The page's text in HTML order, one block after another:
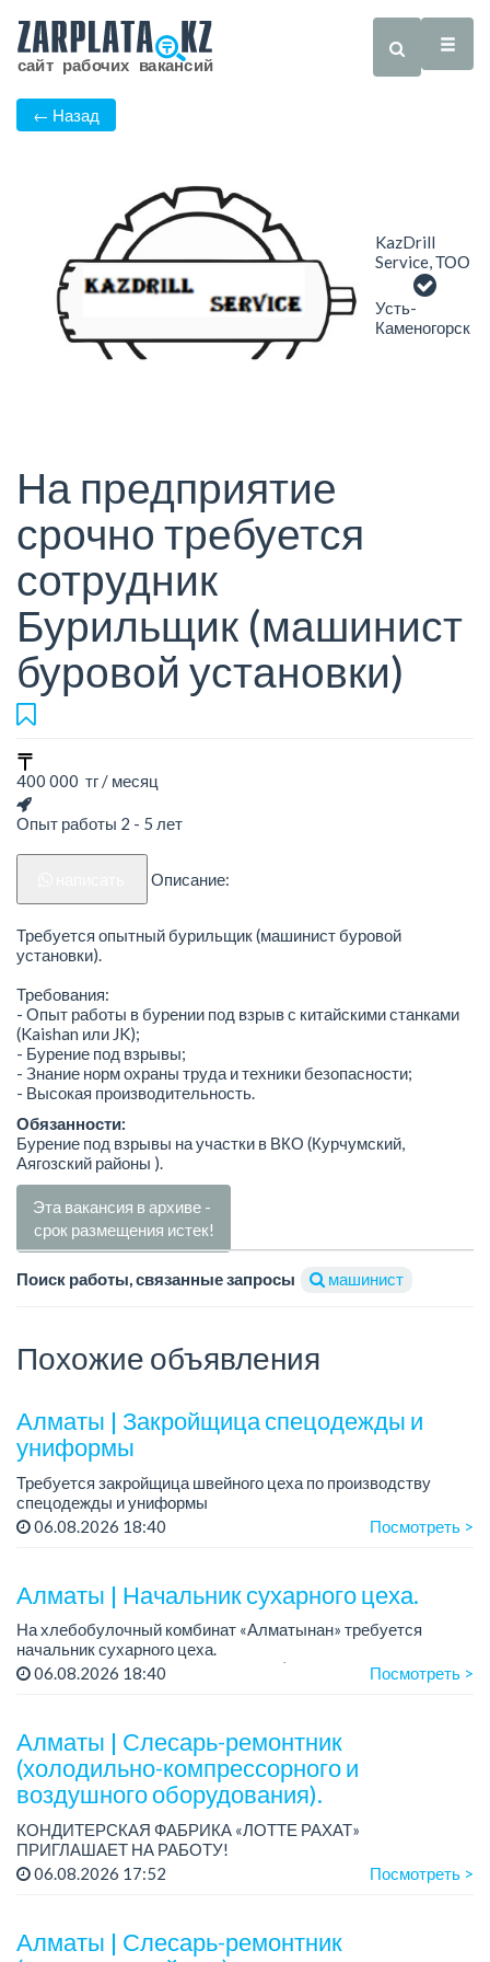
← Назад
KazDrill
Service, ТОО
Усть-
Каменогорск
На предприятие
срочно требуется
сотрудник
Бурильщик (машинист
буровой установки)
400 000 тг / месяц
Опыт работы 2 - 5 лет
Описание:
Требуется опытный бурильщик (машинист буровой
установки).
Требования:
- Опыт работы в бурении под взрыв с китайскими станками
(Kaishan или JK);
- Бурение под взрывы;
- Знание норм охраны труда и техники безопасности;
- Высокая производительность.
Обязанности:
Бурение под взрывы на участки в ВКО (Курчумский,
Аягозский районы ).
Эта вакансия в архиве -
срок размещения истек!
Поиск работы, связанные запросы машинист
Похожие объявления
Алматы | Закройщица спецодежды и
униформы
Требуется закройщица швейного цеха по производству
спецодежды и униформы
Рабочий день с 9:00 до 18:00
06.08.2026 18:40 Посмотреть >
Алматы | Начальник сухарного цеха.
На хлебобулочный комбинат «Алматынан» требуется
начальник сухарного цеха.
Зарплата: от 300 000 тенге на руки (обсуждается на
Требования: оп...
06.08.2026 18:40 Посмотреть >
Алматы | Слесарь-ремонтник
(холодильно-компрессорного и
воздушного оборудования).
КОНДИТЕРСКАЯ ФАБРИКА «ЛОТТЕ РАХАТ»
ПРИГЛАШАЕТ НА РАБОТУ!
График работы: сменный.
06.08.2026 17:52 Посмотреть >
Алматы | Слесарь-ремонтник